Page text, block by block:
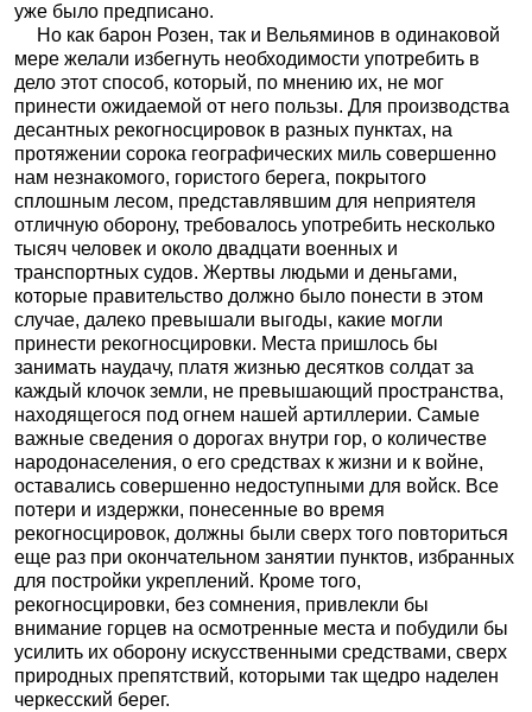
уже было предписано.
Но как барон Розен, так и Вельяминов в одинаковой
мере желали избегнуть необходимости употребить в
дело этот способ, который, по мнению их, не мог
принести ожидаемой от него пользы. Для производства
десантных рекогносцировок в разных пунктах, на
протяжении сорока географических миль совершенно
нам незнакомого, гористого берега, покрытого
сплошным лесом, представлявшим для неприятеля
отличную оборону, требовалось употребить несколько
тысяч человек и около двадцати военных и
транспортных судов. Жертвы людьми и деньгами,
которые правительство должно было понести в этом
случае, далеко превышали выгоды, какие могли
принести рекогносцировки. Места пришлось бы
занимать наудачу, платя жизнью десятков солдат за
каждый клочок земли, не превышающий пространства,
находящегося под огнем нашей артиллерии. Самые
важные сведения о дорогах внутри гор, о количестве
народонаселения, о его средствах к жизни и к войне,
оставались совершенно недоступными для войск. Все
потери и издержки, понесенные во время
рекогносцировок, должны были сверх того повториться
еще раз при окончательном занятии пунктов, избранных
для постройки укреплений. Кроме того,
рекогносцировки, без сомнения, привлекли бы
внимание горцев на осмотренные места и побудили бы
усилить их оборону искусственными средствами, сверх
природных препятствий, которыми так щедро наделен
черкесский берег.